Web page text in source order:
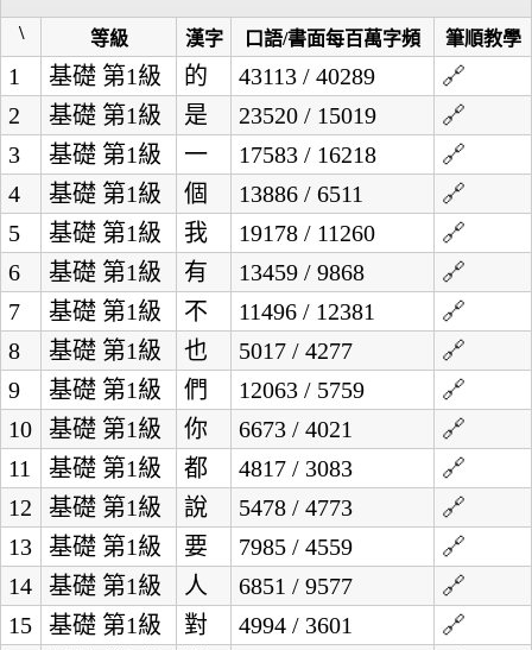
\ 等級 漢字 口語/書面每百萬字頻 筆順教學
1 基礎 第1級 的 43113 / 40289
🔗
2
基礎 第1級 是 23520 / 15019
🔗
3
基礎 第1級 一 17583 / 16218
🔗
4
基礎 第1級 個 13886 / 6511
🔗
5
基礎 第1級 我 19178 / 11260
🔗
6
基礎 第1級 有 13459 / 9868
🔗
7
基礎 第1級 不 11496 / 12381
🔗
8
基礎 第1級 也 5017 / 4277
🔗
9
基礎 第1級 們 12063 / 5759
🔗
10
基礎 第1級 你 6673 / 4021
🔗
11
基礎 第1級 都 4817 / 3083
🔗
12
基礎 第1級 說 5478 / 4773
🔗
13
基礎 第1級 要 7985 / 4559
🔗
14
基礎 第1級 人 6851 / 9577
🔗
15
基礎 第1級 對 4994 / 3601
🔗